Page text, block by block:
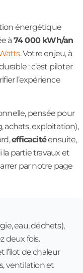
énergétique
à 74 000 kWh/an
. Votre enjeu, à
: c’est piloter
l’expérience
pensée pour
achats, exploitation),
efficacitéensuite,
partie travaux et
par notre page
eau, déchets),
deux fois.
l’îlot de chaleur
ventilation et